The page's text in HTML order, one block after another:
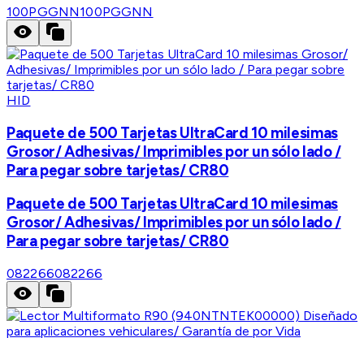
100PGGNN100PGGNN
HID
Paquete de 500 Tarjetas UltraCard 10 milesimas
Grosor/ Adhesivas/ Imprimibles por un sólo lado /
Para pegar sobre tarjetas/ CR80
Paquete de 500 Tarjetas UltraCard 10 milesimas
Grosor/ Adhesivas/ Imprimibles por un sólo lado /
Para pegar sobre tarjetas/ CR80
082266082266